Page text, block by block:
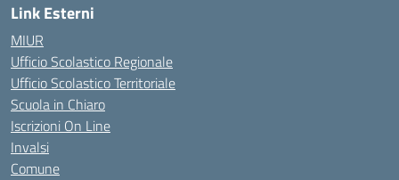
Link Esterni
MIUR
Ufficio Scolastico Regionale
Ufficio Scolastico Territoriale
Scuola in Chiaro
Iscrizioni On Line
Invalsi
Comune